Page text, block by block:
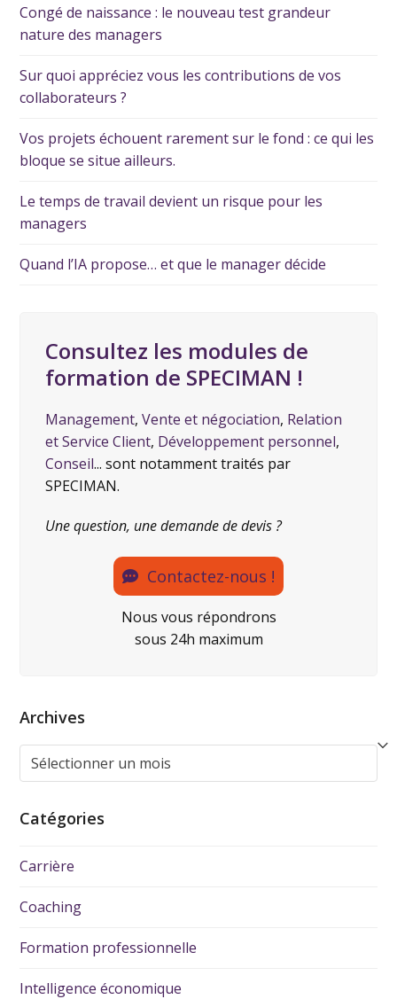
Congé de naissance : le nouveau test grandeur
nature des managers
Sur quoi appréciez vous les contributions de vos
collaborateurs ?
Vos projets échouent rarement sur le fond : ce qui les
bloque se situe ailleurs.
Le temps de travail devient un risque pour les
managers
Quand l’IA propose… et que le manager décide
Consultez les modules de
formation de SPECIMAN !
Management,Vente et négociation, Relation
et Service Client, Développement personnel,
Conseil... sont notamment traités par
SPECIMAN.
Une question, une demande de devis ?
Contactez-nous !
Nous vous répondrons
sous 24h maximum
Archives
Catégories
Carrière
Coaching
Formation professionnelle
Intelligence économique